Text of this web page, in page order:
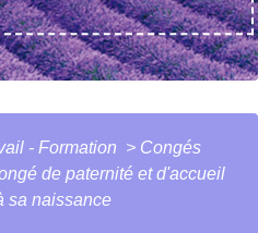
- Formation > Congés
de paternité et d'accueil
sa naissance